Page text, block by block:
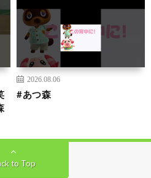
2026.08.06
#あつ森
to Top